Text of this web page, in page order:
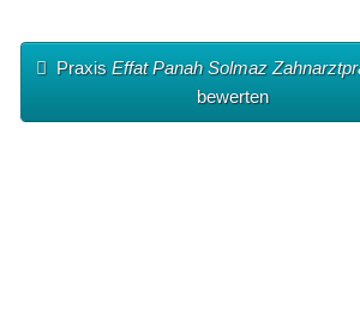
PraxisEffat Panah Solmaz
bewerten